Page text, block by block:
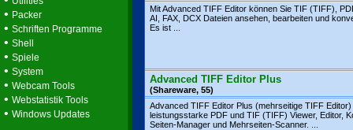
• Packer
• Schriften Programme
• Shell
• Spiele
• System
• Webcam Tools
• Webstatistik Tools
• Windows Updates
Mit Advanced TIFF Editor können Sie TIF (TIFF),
AI, FAX, DCX Dateien ansehen, bearbeiten und
Es ist ...
Advanced TIFF Editor Plus
(Shareware, 55)
Advanced TIFF Editor Plus (mehrseitige TIFF Editor)
leistungsstarke PDF und TIF (TIFF) Viewer, Editor,
Seiten-Manager und Mehrseiten-Scanner. ...